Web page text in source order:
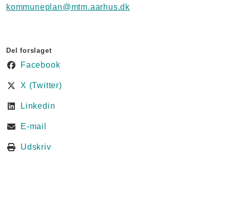
kommuneplan@mtm.aarhus.dk
Del forslaget
Facebook
X (Twitter)
Linkedin
E-mail
Udskriv